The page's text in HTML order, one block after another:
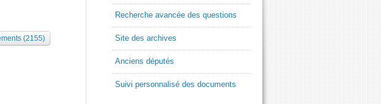
(2155)
Recherche avancée des questions
Site des archives
Anciens députés
Suivi personnalisé des documents